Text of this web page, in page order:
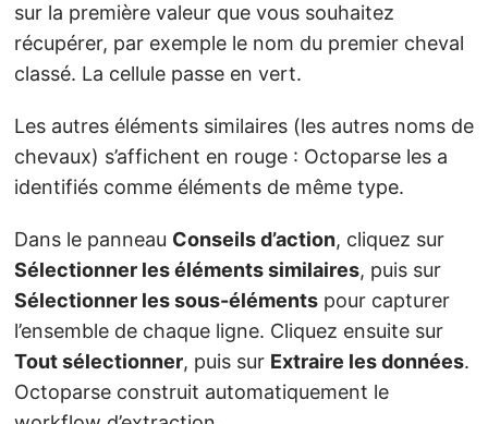
sur la première valeur que vous souhaitez
récupérer, par exemple le nom du premier cheval
classé. La cellule passe en vert.
Les autres éléments similaires (les autres noms de
chevaux) s’affichent en rouge : Octoparse les a
identifiés comme éléments de même type.
Dans le panneau Conseils d’action, cliquez sur
Sélectionner les éléments similaires, puis sur
Sélectionner les sous-éléments pour capturer
l’ensemble de chaque ligne. Cliquez ensuite sur
Tout sélectionner, puis sur Extraire les données.
Octoparse construit automatiquement le